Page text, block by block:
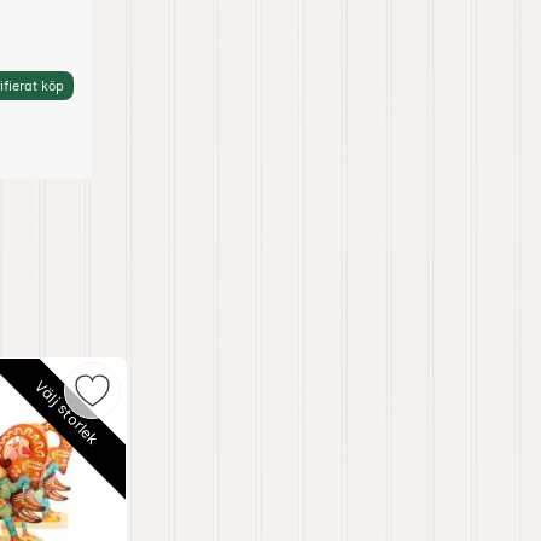
köp
Nostalgitomte som favorit
Välj storlekMarkera gammeldags Pappersrad